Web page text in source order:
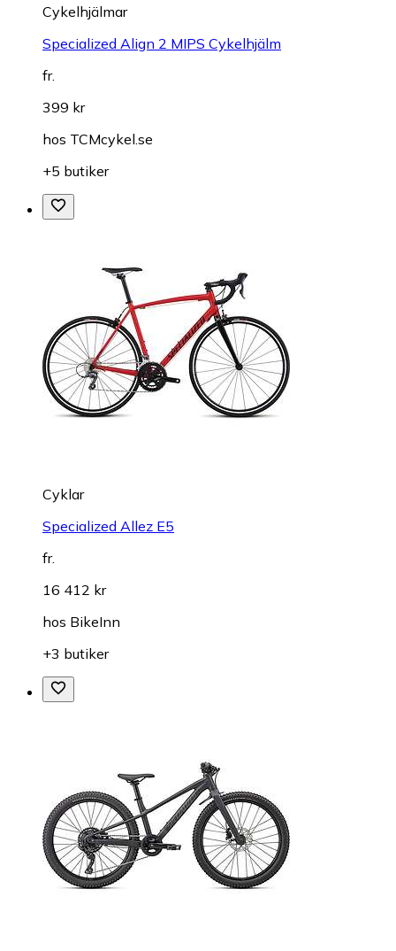
Cykelhjälmar
Specialized Align 2 MIPS Cykelhjälm
fr.
399 kr
hos TCMcykel.se
+5 butiker
Cyklar
Specialized Allez E5
fr.
16 412 kr
hos BikeInn
+3 butiker